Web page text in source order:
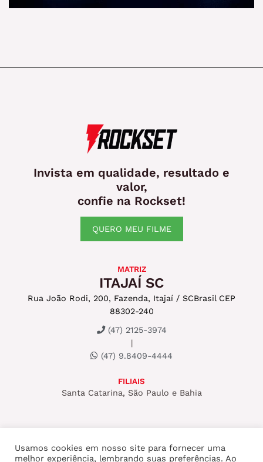
Invista em qualidade, resultado e
valor,
confie na Rockset!
QUERO MEU FILME
MATRIZ
ITAJAÍ SC
Rua João Rodi, 200, Fazenda, Itajaí / SCBrasil CEP
88302-240
(47) 2125-3974
|
(47) 9.8409-4444
FILIAIS
Santa Catarina, São Paulo e Bahia
Usamos cookies em nosso site para fornecer uma
melhor experiência, lembrando suas preferências. Ao